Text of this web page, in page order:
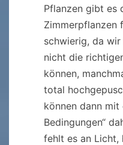
Pflanzen gibt es
Zimmerpflanzen
schwierig, da
nicht die
können,
total
können dann mit
Bedingungen“
fehlt es an Licht,